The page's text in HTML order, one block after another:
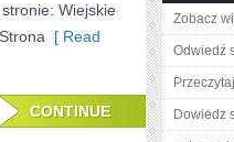
Wiejskie
[ Read
CONTINUE
Zobacz
Odwiedź
Dowiedz